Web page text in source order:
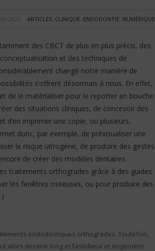
2023 ARTICLES CLINIQUE ENDODONTIE NUMÉRIQUE
des CBCT de plus en plus précis, des
et des techniques de
changé notre manière de
s’offrent désormais à nous. En effet,
de le matérialiser pour le reporter en bouche
des situations cliniques, de concevoir des
d’en imprimer une copie, ou plusieurs,
donc, par exemple, de prévisualiser une
le risque iatrogène, de produire des gestes
de créer des modèles dentaires.
traitements orthogrades grâce à des guides
les fenêtres osseuses, ou pour produire des
endodontiques orthogrades. Toutefois,
alors devenir long et fastidieux et engendrer